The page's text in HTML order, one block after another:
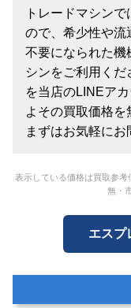
トレードマシン
ので、希少性や流
不要になられた機
シンをご利用く
を当店のLINEア
よその買取価格を
まずはお気軽にお
表示している価格は買取参
無・
エスプ